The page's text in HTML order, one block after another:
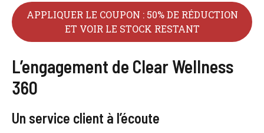
APPLIQUER LE COUPON : 50% DE RÉDUCTION
ET VOIR LE STOCK RESTANT
L’engagement de Clear Wellness
360
Un service client à l’écoute